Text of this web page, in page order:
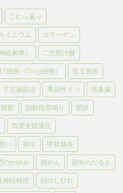
こむら返り
ミニウム コラーゲン
経麻痺） 二次胆汁酸
T細胞（Treg細胞） 前立腺炎
子宮腺筋症 季節性うつ 後鼻漏
投影 拍動性耳鳴り 望診
気管支拡張症
い 炎症 甲状腺炎
のかゆみ 肺がん 背中のだるさ
神経根症 顔のしびれ